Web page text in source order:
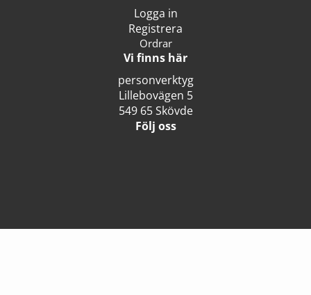
Logga in
Registrera
Ordrar
Vi finns här
personverktyg
Lillebovägen 5
549 65 Skövde
Följ oss